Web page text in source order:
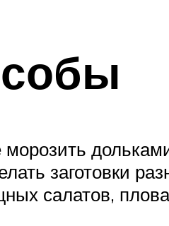
морозить
заготовки
салатов,